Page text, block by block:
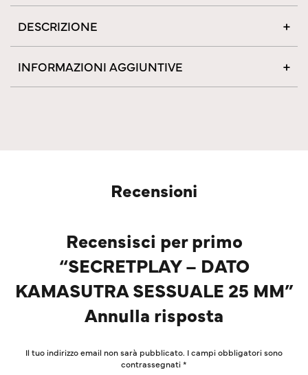
DESCRIZIONE
INFORMAZIONI AGGIUNTIVE
Recensioni
Recensisci per primo
“SECRETPLAY – DATO
KAMASUTRA SESSUALE 25 MM”
Annulla risposta
Il tuo indirizzo email non sarà pubblicato. I campi obbligatori sono
contrassegnati*